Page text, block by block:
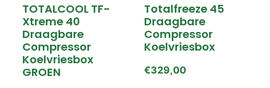
TOTALCOOL TF-
Xtreme 40
Draagbare
Compressor
Koelvriesbox
GROEN
Totalfreeze 45
Draagbare
Compressor
Koelvriesbox
€329,00